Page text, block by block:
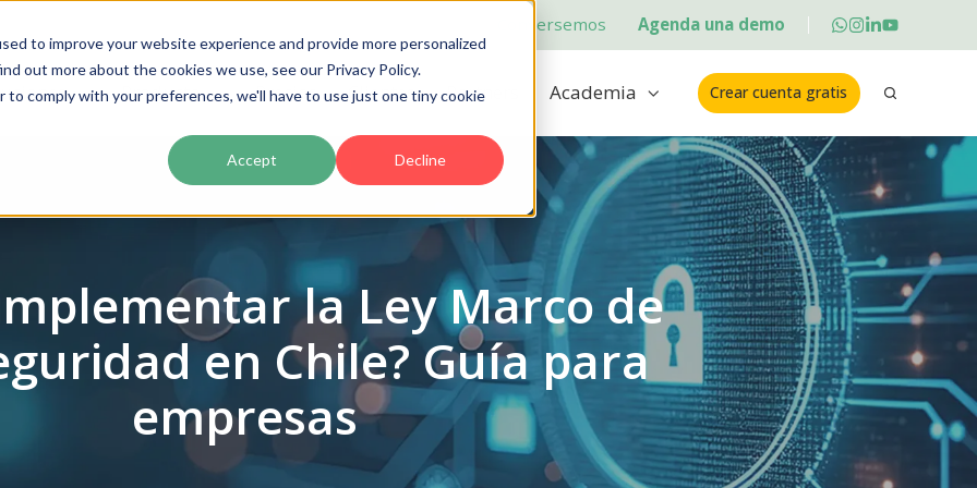
to improve your website experience and provide more personalized
out more about the cookies we use, see our Privacy Policy.
comply with your preferences, we'll have to use just one tiny cookie
Accept Decline
Conversemos Agenda una demo
Producto Precios Clientes Partners Academia Crear cuenta gratis
la Ley Marco de
en Chile? Guía para
empresas